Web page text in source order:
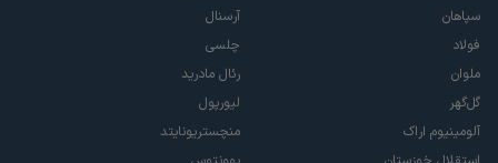
سپاهان
فولاد
ملوان
گل‌گهر
آلومینیوم اراک
آرسنال
چلسی
رئال مادرید
لیورپول
منچستریونایتد